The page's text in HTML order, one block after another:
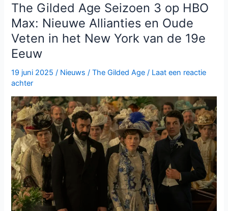
The Gilded Age Seizoen 3 op HBO
Max: Nieuwe Allianties en Oude
Veten in het New York van de 19e
Eeuw
19 juni 2025/ Nieuws /The Gilded Age / Laat een reactie
achter